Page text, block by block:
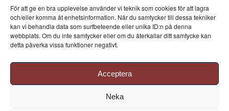
För att ge en bra upplevelse använder vi teknik som cookies för att lagra
och/eller komma åt enhetsinformation. När du samtycker till dessa tekniker
kan vi behandla data som surfbeteende eller unika ID:n på denna
webbplats. Om du inte samtycker eller om du återkallar ditt samtycke kan
detta påverka vissa funktioner negativt.
Acceptera
Neka